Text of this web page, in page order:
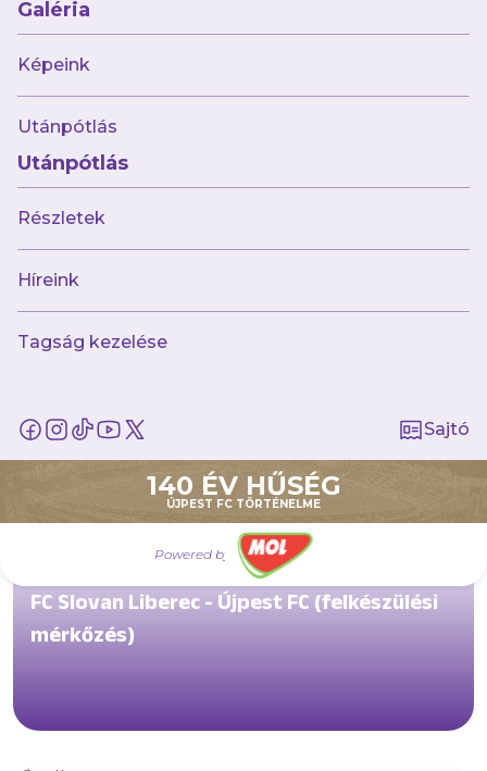
Galéria
Képeink
Utánpótlás
Utánpótlás
Részletek
Híreink
Tagság kezelése
Sajtó
140 ÉV HŰSÉG
ÚJPEST FC TÖRTÉNELME
Powered by
67 kép
Újpest FC U19 – Topolya FC U19 (felkészülési
mérkőzés)
92 kép
FC Slovan Liberec - Újpest FC (felkészülési
mérkőzés)